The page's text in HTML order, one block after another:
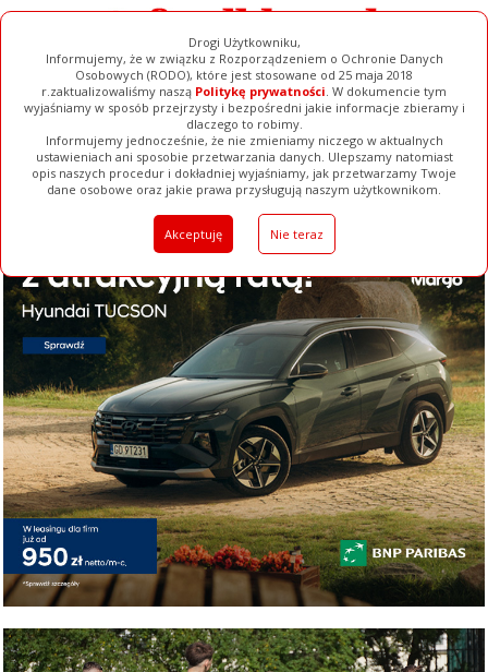
Drogi Użytkowniku,
Informujemy, że w związku z Rozporządzeniem o Ochronie Danych
Osobowych (RODO), które jest stosowane od 25 maja 2018
r.zaktualizowaliśmy naszą Politykę prywatności. W dokumencie tym
wyjaśniamy w sposób przejrzysty i bezpośredni jakie informacje zbieramy i
dlaczego to robimy.
Informujemy jednocześnie, że nie zmieniamy niczego w aktualnych
ustawieniach ani sposobie przetwarzania danych. Ulepszamy natomiast
opis naszych procedur i dokładniej wyjaśniamy, jak przetwarzamy Twoje
dane osobowe oraz jakie prawa przysługują naszym użytkownikom.
Akceptuję Nie teraz
Ogłoszenia Filmy Galerie Baza Firm Pełna Wersja